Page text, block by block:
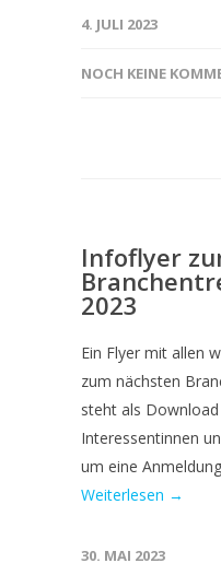
4. JULI 2023
NOCH KEINE
Infoflyer
2023
Ein Flyer mit allen
zum nächsten
steht als
Interessentinnen
um eine
Weiterlesen →
30. MAI 2023